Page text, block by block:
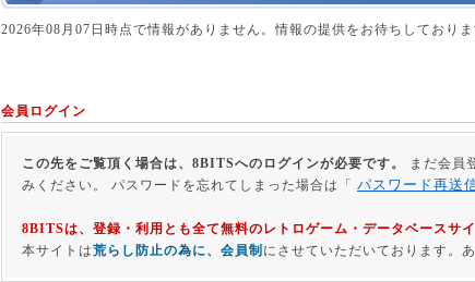
2026年08月07日時点で情報がありません。情報の提供をお待ちしておりま
会員ログイン
この先をご覧頂く場合は、8BITSへのログインが必要です。 まだ会員
みください。 パスワードを忘れてしまった場合は「 パスワード再送
8BITSは、登録・利用とも全て無料のレトロゲーム・データベースサイ
本サイトは荒らし防止の為に、会員制 にさせていただいております。